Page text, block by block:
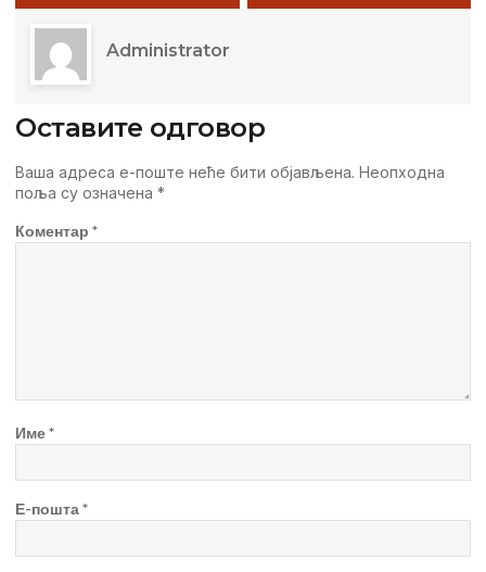
Administrator
Оставите одговор
Ваша адреса е-поште неће бити објављена. Неопходна
поља су означена *
Коментар *
Име*
Е-пошта*